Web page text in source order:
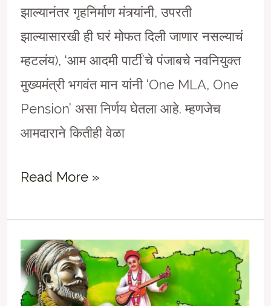
झाल्यानंतर गृहनिर्माण मंत्र्यांनी, उपरती
झाल्यासारखी ही घरं मोफत दिली जाणार नसल्याचं
म्हटलंय), ‘आम आदमी पार्टी’चे पंजाबचे नवनियुक्त
मुख्यमंत्री भगवंत मान यांनी ‘One MLA, One
Pension’ असा निर्णय घेतला आहे. म्हणजेच
आमदाराने कितीही वेळा
पंजाबचे
भगवंत
मान
तसेच,
आपचे
Read More »